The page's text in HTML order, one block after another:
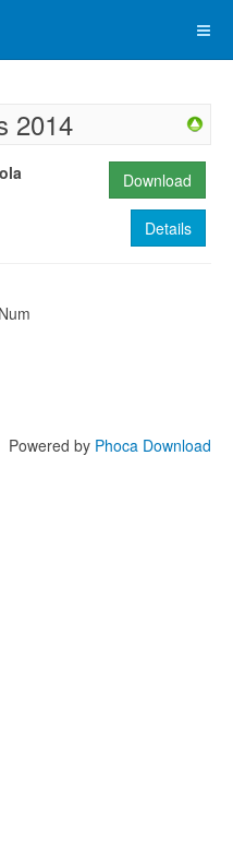
2014
Download
Details
Powered by Phoca Download